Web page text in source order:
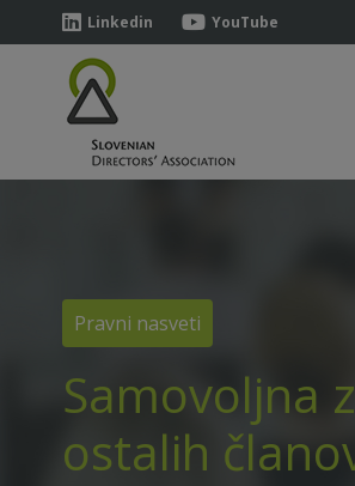
Linkedin YouTube
Pravni nasveti
Samovoljna
ostalih